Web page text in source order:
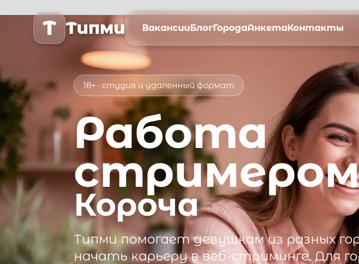
T Типми ВакансииБлогГородаАнкетаКонтакты
18+ · студия и удаленный формат
Работа
Короча
Типмипомогает девушкам из разных
начать карьеру в веб-стриминге. Для